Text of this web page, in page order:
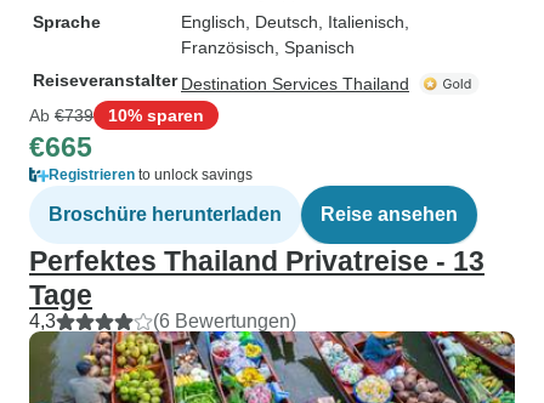
Sprache
Englisch, Deutsch, Italienisch,
Französisch, Spanisch
Reiseveranstalter Destination Services Thailand
Ab €739 10% sparen
€665
Registrieren to unlock savings
Broschüre herunterladen Reise ansehen
Perfektes Thailand Privatreise - 13
Tage
4,3 (6 Bewertungen)